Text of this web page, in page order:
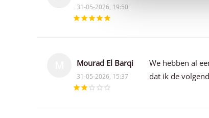
31-05-2026, 19:50
Mourad El Barqi
31-05-2026, 15:37
We hebben al
dat ik de